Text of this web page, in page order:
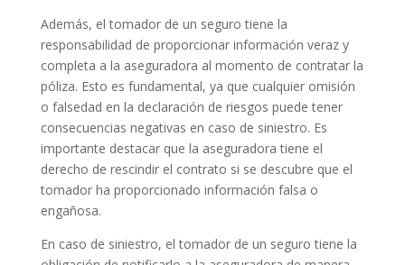
Además, el tomador de un seguro tiene la
responsabilidad de proporcionar información veraz y
completa a la aseguradora al momento de contratar la
póliza. Esto es fundamental, ya que cualquier omisión
o falsedad en la declaración de riesgos puede tener
consecuencias negativas en caso de siniestro. Es
importante destacar que la aseguradora tiene el
derecho de rescindir el contrato si se descubre que el
tomador ha proporcionado información falsa o
engañosa.
En caso de siniestro, el tomador de un seguro tiene la